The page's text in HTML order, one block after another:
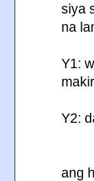
siya
na
Y1:
Y2:
ang